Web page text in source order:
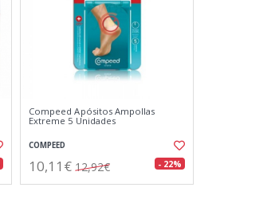
Compeed Apósitos Ampollas
Extreme 5 Unidades
COMPEED
10,11€ 12,92€ - 22%